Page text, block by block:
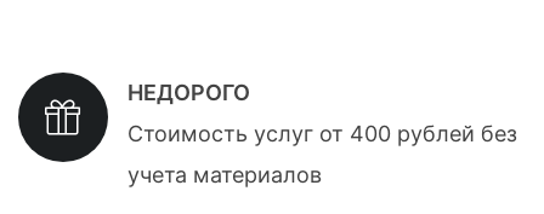
НЕДОРОГО
Стоимость услуг от 400 рублей без
учета материалов